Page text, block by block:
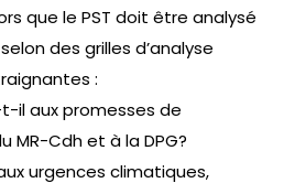
que le PST doit être analysé
des grilles d’analyse
:
il aux promesses de
MR-Cdh et à la DPG?
urgences climatiques,